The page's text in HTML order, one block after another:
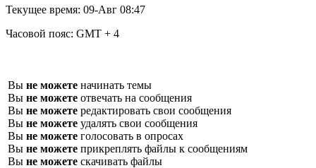
Текущее время: 09-Авг 08:47
Часовой пояс: GMT + 4
Вы не можете начинать темы
Вы не можете отвечать на сообщения
Вы не можете редактировать свои сообщения
Вы не можете удалять свои сообщения
Вы не можете голосовать в опросах
Вы не можете прикреплять файлы к сообщениям
Вы не можете скачивать файлы